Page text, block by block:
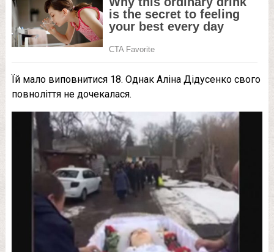
Їй мало виповнитися 18. Однак Аліна Дідусенко свого
повноліття не дочекалася.